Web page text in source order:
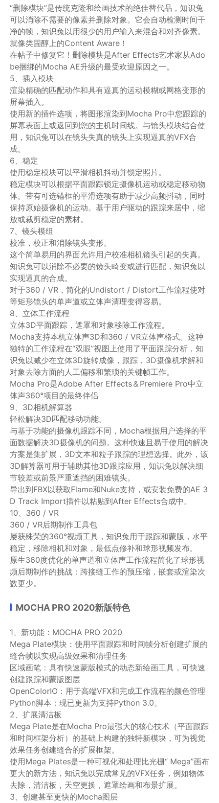
“删除模块”是传统克隆和绘画技术的绝佳替代品，知识兔
可以消除不需要的像素并删除对象。它会自动检测时间干
净的帧，知识兔以用很少的用户输入来混合和对齐像素。
就像类固醇上的Content Aware！
在帖子中修复它！删除模块是After Effects艺术家从Ado
be捆绑的Mocha AE升级的最受欢迎原因之一。
5、插入模块
渲染精确的匹配动作和具有逼真的运动模糊或网格变形的
屏幕插入。
使用新的插件选项，将图形渲染到Mocha Pro中您跟踪的
屏幕表面上或返回到您的主机时间线。与镜头模块结合使
用，知识兔可以在镜头失真的镜头上实现逼真的VFX合
成。
6、稳定
使用稳定模块可以平滑相机抖动并锁定照片。
稳定模块可以根据平面跟踪锁定摄像机运动或稳定移动物
体。带有可选锚框的平滑选项有助于减少高频抖动，同时
保持原始摄像机的运动。基于用户驱动的跟踪来居中，缩
放或裁剪稳定的素材。
7、镜头模组
校准，校正和消除镜头变形。
这个简单易用的界面允许用户校准相机镜头引起的失真。
知识兔可以消除不必要的镜头畸变或进行匹配，知识兔以
实现逼真的合成。
对于360 / VR，简化的Undistort / Distort工作流程使对
等矩形镜头的单声道或立体声清理变得容易。
8、立体工作流程
立体3D平面跟踪，遮罩和对象移除工作流程。
Mocha支持本机立体声3D和360 / VR立体声格式。这种
独特的工作流程在“双眼”视图上使用了平面跟踪分析，知
识兔以减少在立体3D旋转成像，跟踪，3D摄像机求解和
对象去除方面的人工偏移和繁琐的关键帧工作。
Mocha Pro是Adobe After Effects＆Premiere Pro中立
体声360°项目的最终伴侣
9、3D相机解算器
轻松解决3D匹配移动功能。
与基于功能的摄像机跟踪不同，Mocha根据用户选择的平
面数据解决3D摄像机的问题。这种快速且易于使用的解决
方案是集扩展，3D文本和粒子跟踪的理想选择。此外，该
3D解算器可用于辅助其他3D跟踪应用，知识兔以解决细
节较差或前景严重遮挡的困难镜头。
导出到FBX以获取Flame和Nuke支持，或安装免费的AE 3
D Track Import插件以粘贴到After Effects合成中。
10、360 / VR
360 / VR后期制作工具包
屡获殊荣的360°视频工具，知识兔用于跟踪和蒙版，水平
稳定，移除相机和对象，最低点修补和球形视频发布。
原生360度优化的单声道和立体声工作流程简化了球形视
频后期制作的挑战：跨接缝工作的预压缩，嵌套或渲染次
数更少。
MOCHA PRO 2020新版特色
1、新功能：MOCHA PRO 2020
Mega Plate模块：使用平面跟踪和时间帧分析创建扩展的
缝合帧以实现高级效果和清理任务
区域画笔：具有快速蒙版模式的动态新绘画工具，可快速
创建跟踪和蒙版图层
OpenColorIO：用于高端VFX和完成工作流程的颜色管理
Python脚本：现已更新为支持Python 3.0。
2、扩展清洁板
Mega Plate是在Mocha Pro最强大的核心技术（平面跟踪
和时间框架分析）的基础上构建的独特新模块，可为视觉
效果任务创建缝合的扩展框架。
使用Mega Plates是一种可视化和处理比光栅“ Mega”画布
更大的新方法，知识兔以完成常见的VFX任务，例如物体
去除，清洁板，天空更换，遮罩绘画和布景扩展。
3、创建甚至更快的Mocha图层